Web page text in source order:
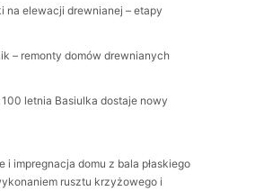
na elewacji drewnianej – etapy
– remonty domów drewnianych
letnia Basiulka dostaje nowy
i impregnacja domu z bala płaskiego
rusztu krzyżowego i